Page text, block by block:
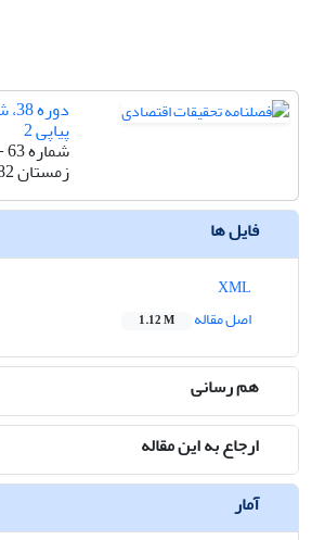
پیاپی 2
شماره 63 - پاییز و زمستان 82
زمستان 1382
فایل ها
اصل مقاله
1.12 M
هم رسانی
ارجاع به این مقاله
آمار